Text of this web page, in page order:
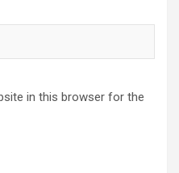
in this browser for the